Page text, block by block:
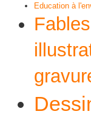
Education à